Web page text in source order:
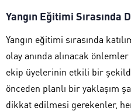
Yangın Eğitimi
Yangın eğitimi sırasında
olay anında alınacak
ekip üyelerinin etkili bir
önceden planlı bir yaklaşım
dikkat edilmesi gerekenler,